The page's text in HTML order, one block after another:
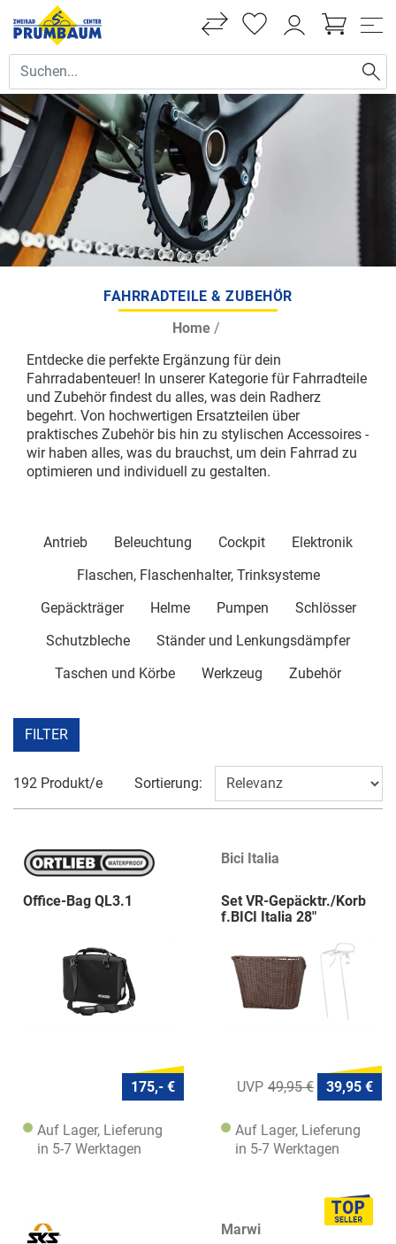
FAHRRADTEILE & ZUBEHÖR
Home /
Entdecke die perfekte Ergänzung für dein
Fahrradabenteuer! In unserer Kategorie für Fahrradteile
und Zubehör findest du alles, was dein Radherz
begehrt. Von hochwertigen Ersatzteilen über
praktisches Zubehör bis hin zu stylischen Accessoires -
wir haben alles, was du brauchst, um dein Fahrrad zu
optimieren und individuell zu gestalten.
Antrieb Beleuchtung Cockpit
Elektronik
Flaschen, Flaschenhalter, Trinksysteme
Gepäckträger
Helme Pumpen
Schlösser
Schutzbleche
Ständer und Lenkungsdämpfer
Taschen und Körbe
Werkzeug Zubehör
FILTER
192 Produkt/e Sortierung:
Office-Bag QL3.1
175,- €
Auf Lager, Lieferung
in 5-7 Werktagen
Bici Italia
Set VR-Gepäcktr./Korb
f.BICI Italia 28"
49,95 € 39,95 €
Auf Lager, Lieferung
in 5-7 Werktagen
Marwi